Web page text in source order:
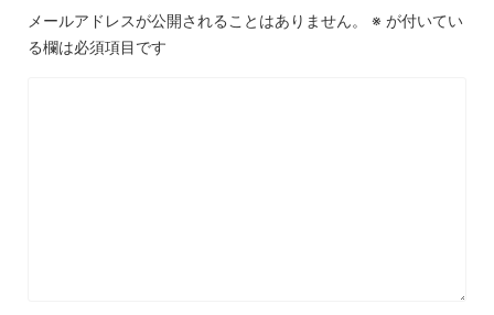
メールアドレスが公開されることはありません。 ※ が付いてい
る欄は必須項目です